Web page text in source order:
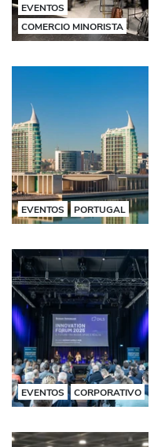
EVENTOS
COMERCIO MINORISTA
EVENTOS PORTUGAL
EVENTOS CORPORATIVO